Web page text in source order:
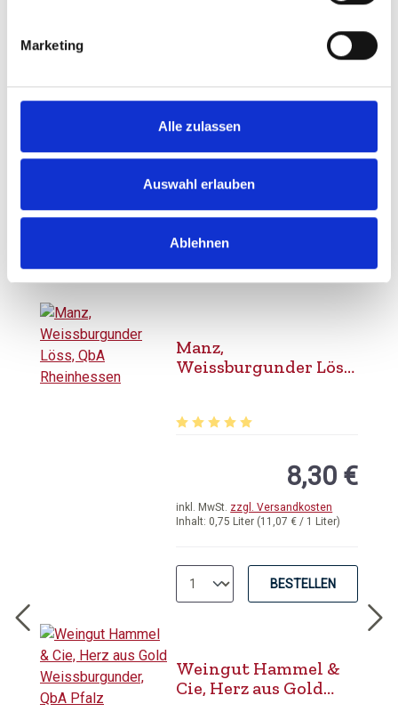
Marketing
Alle zulassen
Auswahl erlauben
Ablehnen
Weissburgunder, QbA
Durchschnittliche Bewertung von
inkl. MwSt.zzgl. Versandkosten
8,85 €
Manz,
Weissburgunder Löss,
Inhalt: 0,75 Liter (11,07 € / 1 Liter)
inkl. MwSt. zzgl. Versandkosten
8,30 €
BESTELLEN
Weingut Hammel &
Cie, Herz aus Gold